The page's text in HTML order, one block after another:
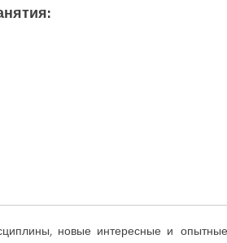
новые интересные и опытные